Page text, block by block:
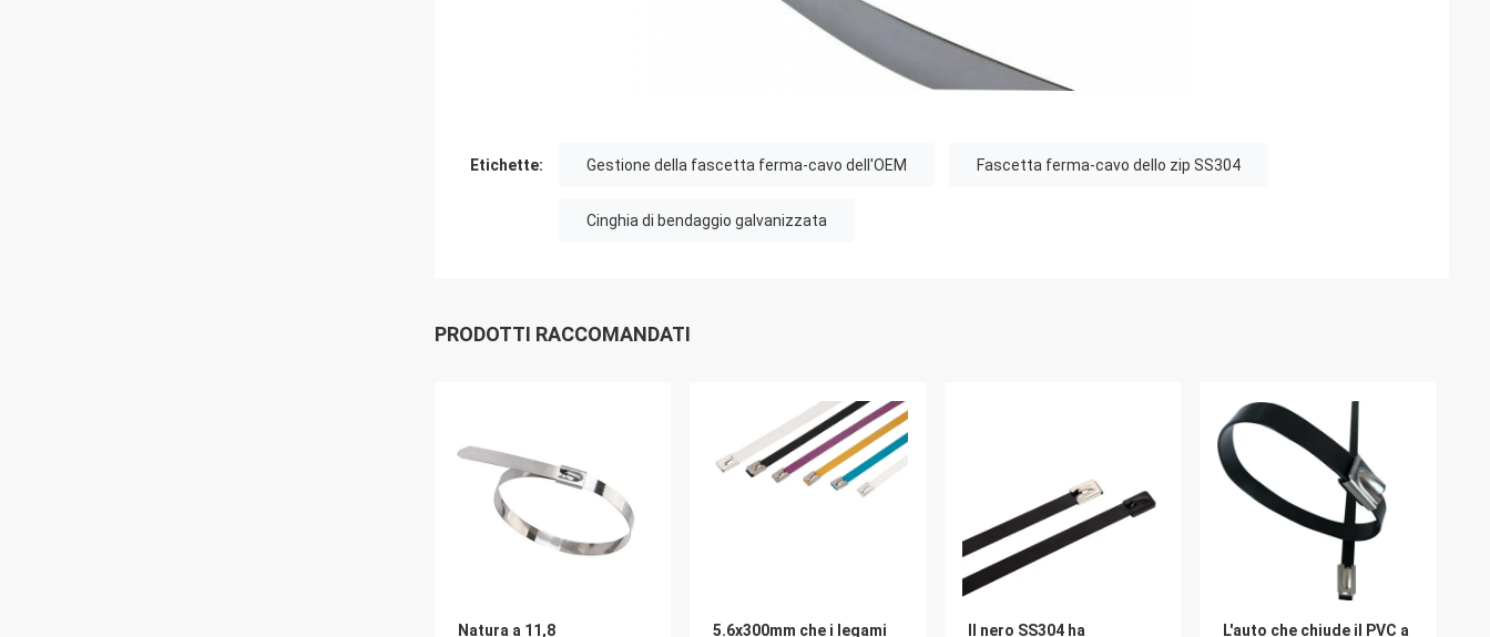
Etichette: Gestione della fascetta ferma-cavo dell'OEM Fascetta ferma-cavo dello zip SS304
Cinghia di bendaggio galvanizzata
PRODOTTI RACCOMANDATI
Natura a 11,8 5.6x300mm che i legami Il nero SS304 ha L'auto che chiude il PVC a